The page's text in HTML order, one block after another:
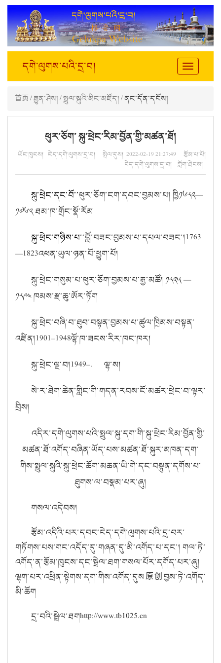
Toggle
navigation
དགེ་ལུགས་པའི་དྲ་བ།
首页/རྒྱུན་ཤེས།/སྤྲུལ་སྐུའི་མིང་མཛོད།/ ནང་དོན་དངོས།
ཕུར་ཅོག་ སྐུ་ཕྲེང་རིམ་བྱོན་གྱི་མཚན་ཐོ།
ཡོང་ཁུངས། ངེད་དགེ་ལུགས་དྲ་བ། སྤེལ་དུས། 2022-02-19 21:27:49 རྩོམ་པ་པོ།
ངེད་དགེ་ལུགས་དྲ་བ། ཀློག་ཐེངས།
སྐུ་ཕྲེང་དང་བོ་་ཕུར་ཅོག་ངག་དབང་བྱམས་པ། ཁྱི༡༦༨༢—
༡༧༦༢ ཐམ་ཁ་གྲོང་སྣོ་རོམ
སྐུ་ཕྲེང་གཉིས་པ་་བློ་བཟང་བྱམས་པ་དཔལ་བཟང་།1763
—1823འཕན་ཡུལ་ཉན་པོ་ཕྱུག་པོ།
སྐུ་ཕྲེང་གསུམ་པ་ཕུར་ཅོག་བྱམས་པ་རྒྱ་མཚོ། ༡༨༢༥ —
༡༨༩༤ ཁམས་རྫ་ཆུ་ཨོར་ཏོག
སྐུ་ཕྲེང་བཞི་བ་ཐུབ་བསྟན་བྱམས་པ་ཚུལ་ཁྲིམས་བསྟན་
འཛིན།1901–1948ལྷོ་ཁ་ཟངས་རིར་ཁང་ཁར།
སྐུ་ཕྲེང་ལྔ་བ།1949–. ལྷ་ས།
སེ་ར་ཐེག་ཆེན་གླིང་གི་གདན་རབས་ངོ་མཚར་ཕྲེང་བ་ལྟར་
བྲིས།
འདིར་དགེ་ལུགས་པའི་སྤྲུལ་སྐུ་དག་གི་སྐུ་ཕྲེང་རིམ་བྱོན་གྱི་
མཚན་ཐོ་འགོད་བཞིན་ཡོད་པས་མཚན་ཐོ་སྐུར་མཁན་དག་
གིས་སྤྲུལ་སྐུའི་སྐུ་ཕྲེང་ཆོག་མཆན་ཡི་གེ་དང་བསྟུན་དགོས་པ་
ཐུགས་ལ་བསྣམ་པར་ཞུ།
གསལ་འདེབས།
རྩོམ་འདིའི་པར་དབང་ངེད་དགེ་ལུགས་པའི་དྲ་བར་
གཏོགས་པས་གང་འདོད་དུ་གཞན་དུ་མི་འགོད་པ་དང་། གལ་ཏེ་
འགོད་ན་རྩོམ་ཁུངས་དང་སྦྲེལ་ཐག་གསལ་པོར་དགོད་པར་ཞུ།
ལྷག་པར་འཕྲིན་སྟེགས་དག་གིས་འགོད་དུས原创བྱས་ཏེ་འགོད་
མི་ཆོག
དྲ་བའི་སྦྲེལ་ཐགhttp://www.tb1025.cn